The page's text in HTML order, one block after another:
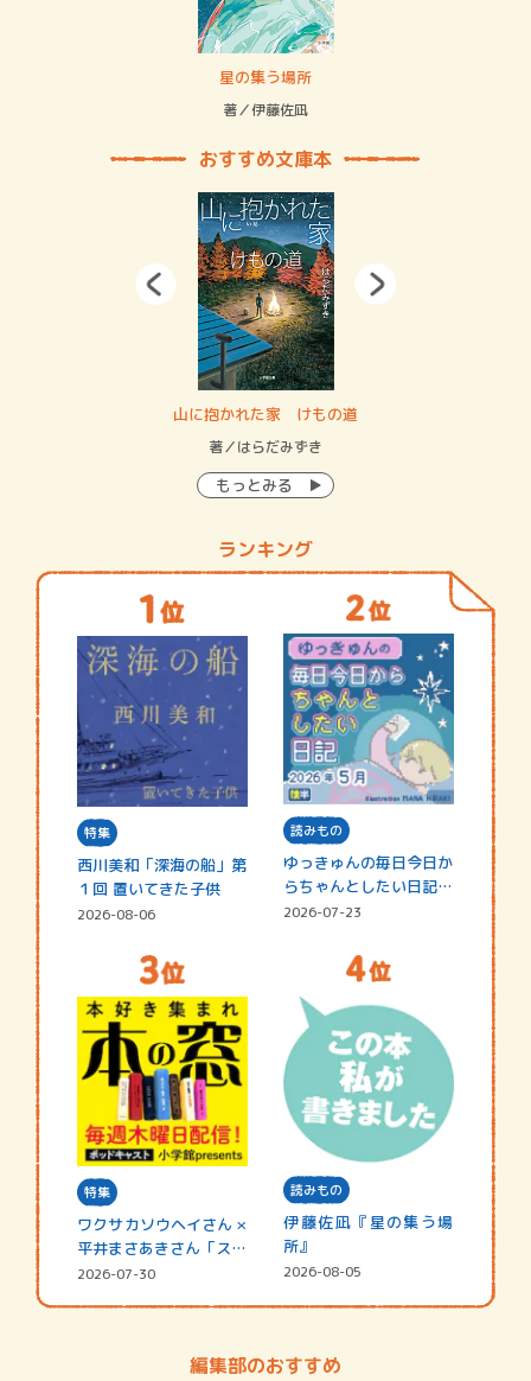
星の集う場所
著／伊藤佐凪
おすすめ文庫本
山に抱かれた家 けもの道
著／はらだみずき
もっとみる
ランキング
特集
西川美和「深海の船」第
１回 置いてきた子供
2026-08-06
読みもの
ゆっきゅんの毎日今日か
らちゃんとしたい日記
☆202…
2026-07-23
特集
ワクサカソウヘイさん ×
平井まさあきさん「スペ
シャ…
2026-07-30
読みもの
伊藤佐凪『星の集う場
所』
2026-08-05
編集部のおすすめ